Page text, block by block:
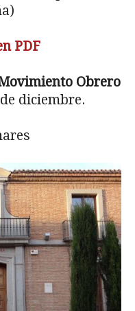
PDF
Obrero
diciembre.